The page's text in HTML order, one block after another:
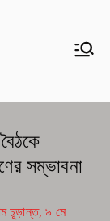
সম্ভাবনা
চূড়ান্ত, ৯ মে